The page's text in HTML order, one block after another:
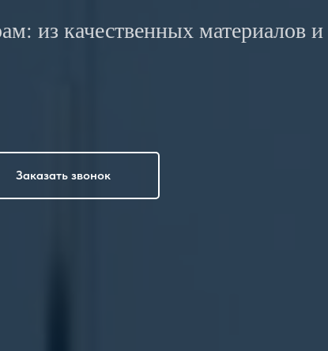
из качественных материалов и
Заказать звонок